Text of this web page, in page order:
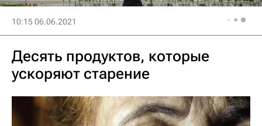
10:15 06.06.2021
Десять продуктов, которые
ускоряют старение